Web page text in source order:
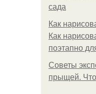
сада
Как
Как
поэтапно
Советы
прыщей.